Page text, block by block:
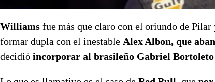
Williams fue más que claro con el oriundo de Pilar
formar dupla con el inestable Alex Albon, que
decidió incorporar al brasileño Gabriel Bortoleto